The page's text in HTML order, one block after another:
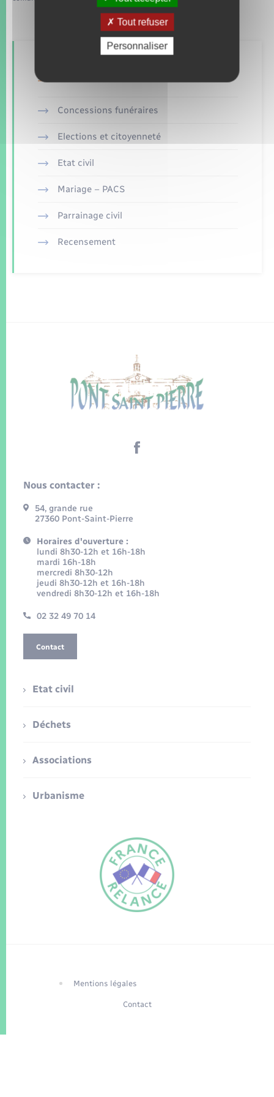
Concessions funéraires
Elections et citoyenneté
Etat civil
Mariage – PACS
Parrainage civil
Recensement
Nous contacter :
54, grande rue
27360 Pont-Saint-Pierre
Horaires d'ouverture :
lundi 8h30-12h et 16h-18h
mardi 16h-18h
mercredi 8h30-12h
jeudi 8h30-12h et 16h-18h
vendredi 8h30-12h et 16h-18h
02 32 49 70 14
Contact
Etat civil
Déchets
Associations
Urbanisme
Mentions légales
Contact
Tout refuser
Personnaliser